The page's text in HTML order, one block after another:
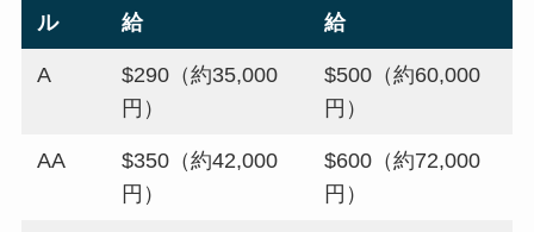
ル
給
給
A
$290（約35,000
円）
$500（約60,000
円）
AA
$350（約42,000
円）
$600（約72,000
円）